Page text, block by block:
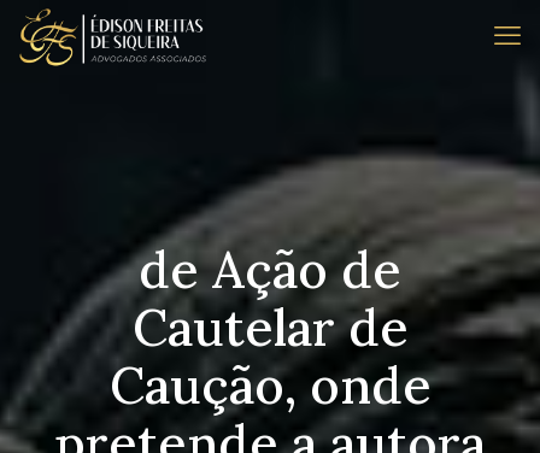
de Ação de
Cautelar de
Caução, onde